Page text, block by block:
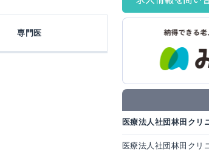
専門医
医療法人社団林田クリ
医療法人社団林田クリ